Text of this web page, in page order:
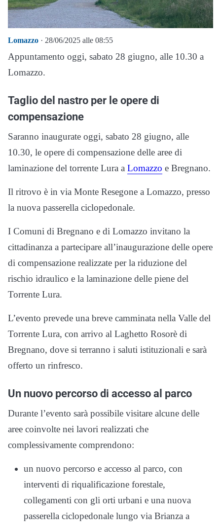
Lomazzo · 28/06/2025 alle 08:55
Appuntamento oggi, sabato 28 giugno, alle 10.30 a
Lomazzo.
Taglio del nastro per le opere di
compensazione
Saranno inaugurate oggi, sabato 28 giugno, alle
10.30, le opere di compensazione delle aree di
laminazione del torrente Lura a Lomazzo e Bregnano.
Il ritrovo è in via Monte Resegone a Lomazzo, presso
la nuova passerella ciclopedonale.
I Comuni di Bregnano e di Lomazzo invitano la
cittadinanza a partecipare all’inaugurazione delle opere
di compensazione realizzate per la riduzione del
rischio idraulico e la laminazione delle piene del
Torrente Lura.
L’evento prevede una breve camminata nella Valle del
Torrente Lura, con arrivo al Laghetto Rosorè di
Bregnano, dove si terranno i saluti istituzionali e sarà
offerto un rinfresco.
Un nuovo percorso di accesso al parco
Durante l’evento sarà possibile visitare alcune delle
aree coinvolte nei lavori realizzati che
complessivamente comprendono:
un nuovo percorso e accesso al parco, con
interventi di riqualificazione forestale,
collegamenti con gli orti urbani e una nuova
passerella ciclopedonale lungo via Brianza a